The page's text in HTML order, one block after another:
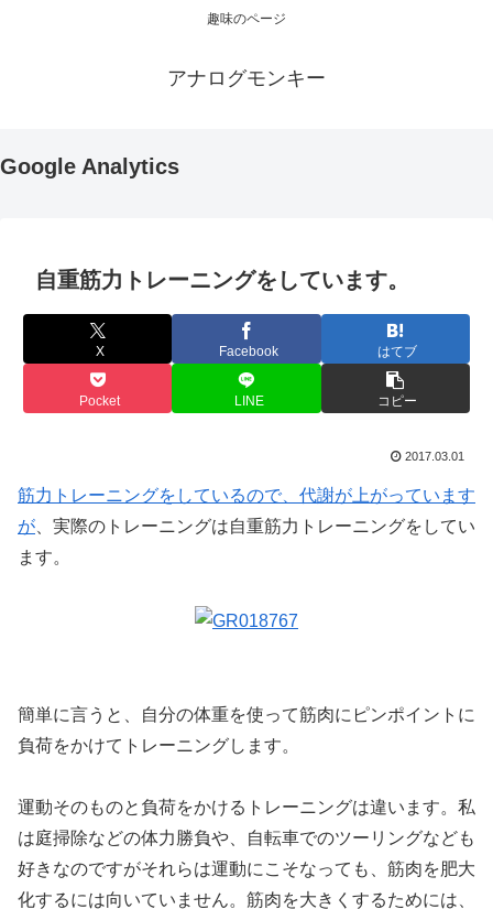
趣味のページ
アナログモンキー
Google Analytics
自重筋力トレーニングをしています。
X Facebook はてブ
Pocket LINE コピー
2017.03.01
筋力トレーニングをしているので、代謝が上がっています
が 、実際のトレーニングは自重筋力トレーニングをしてい
ます。
簡単に言うと、自分の体重を使って筋肉にピンポイントに
負荷をかけてトレーニングします。
運動そのものと負荷をかけるトレーニングは違います。私
は庭掃除などの体力勝負や、自転車でのツーリングなども
好きなのですがそれらは運動にこそなっても、筋肉を肥大
化するには向いていません。筋肉を大きくするためには、